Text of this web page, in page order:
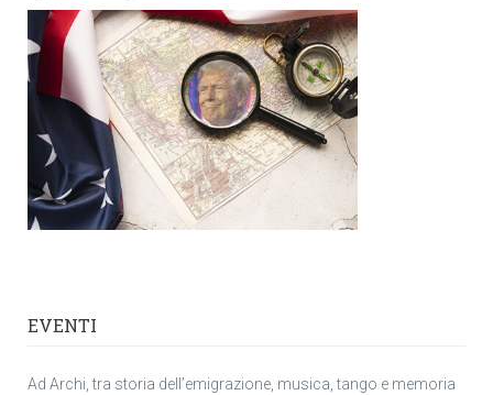
EVENTI
Ad Archi, tra storia dell’emigrazione, musica, tango e memoria